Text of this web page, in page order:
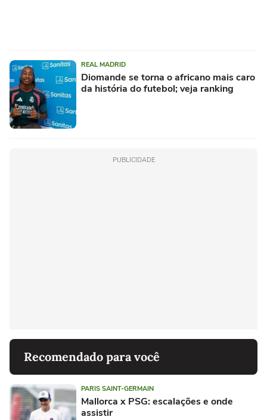
REAL MADRID
Diomande se torna o africano mais caro
da história do futebol; veja ranking
PUBLICIDADE
Recomendado para você
PARIS SAINT-GERMAIN
Mallorca x PSG: escalações e onde
assistir